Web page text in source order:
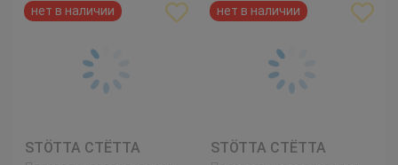
STÖTTA СТЁТТА STÖTTA СТЁТТА